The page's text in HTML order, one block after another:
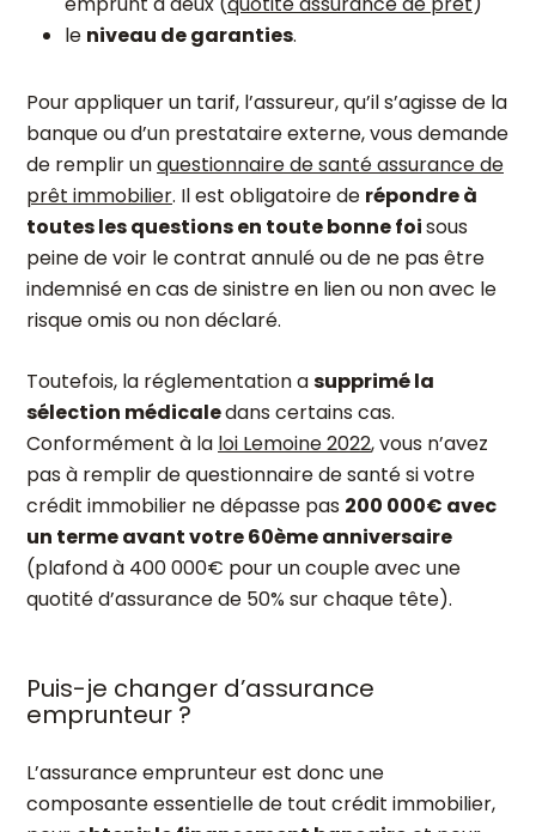
le niveau de garanties.
Pour appliquer un tarif, l’assureur, qu’il s’agisse de la
banque ou d’un prestataire externe, vous demande
de remplir unquestionnaire de santé assurance de
prêt immobilier. Il est obligatoire de répondre à
toutes les questions en toute bonne foisous
peine de voir le contrat annulé ou de ne pas être
indemnisé en cas de sinistre en lien ou non avec le
risque omis ou non déclaré.
Toutefois, la réglementation asupprimé la
sélection médicaledans certains cas.
Conformément à la loi Lemoine 2022, vous n’avez
pas à remplir de questionnaire de santé si votre
crédit immobilier ne dépasse pas 200 000€ avec
un terme avant votre 60èmeanniversaire
(plafond à 400 000€ pour un couple avec une
quotité d’assurance de 50% sur chaque tête).
Puis-je changer d’assurance
emprunteur ?
L’assurance emprunteur est donc une
composante essentielle de tout crédit immobilier,